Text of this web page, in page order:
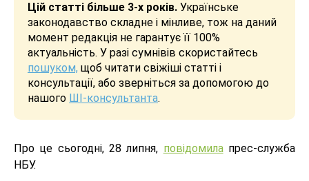
Цій статті більше 3-х років. Українське
законодавство складне і мінливе, тож на даний
момент редакція не гарантує її 100%
актуальність. У разі сумнівів скористайтесь
пошуком, щоб читати свіжіші статті і
консультації, або зверніться за допомогою до
нашого ШІ-консультанта.
Про це сьогодні, 28 липня, повідомилапрес-служба
НБУ.